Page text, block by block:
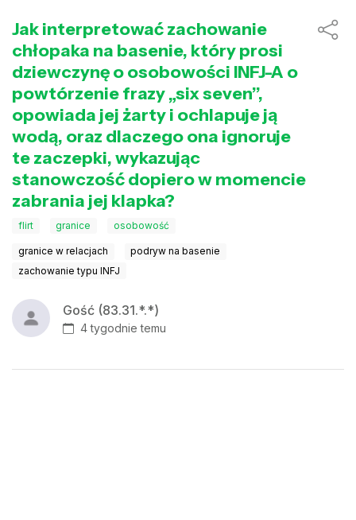
Jak interpretować zachowanie
chłopaka na basenie, który prosi
dziewczynę o osobowości INFJ-A o
powtórzenie frazy „six seven”,
opowiada jej żarty i ochlapuje ją
wodą, oraz dlaczego ona ignoruje
te zaczepki, wykazując
stanowczość dopiero w momencie
zabrania jej klapka?
flirt granice osobowość
granice w relacjach
podryw na basenie
zachowanie typu INFJ
Gość (83.31.*.*)
4 tygodnie temu